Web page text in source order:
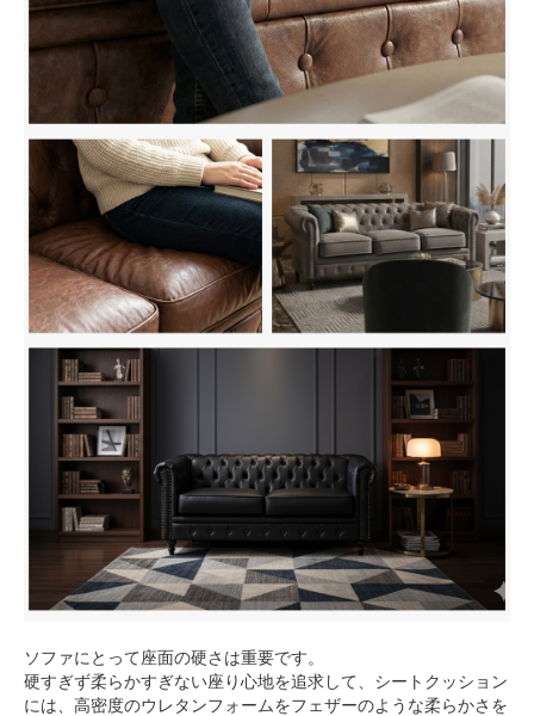
ソファにとって座面の硬さは重要です。
硬すぎず柔らかすぎない座り心地を追求して、シートクッション
には、高密度のウレタンフォームをフェザーのような柔らかさを